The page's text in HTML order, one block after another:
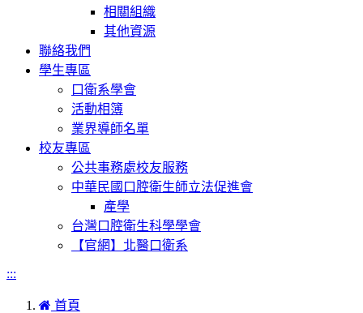
相關組織
其他資源
聯絡我們
學生專區
口衛系學會
活動相簿
業界導師名單
校友專區
公共事務處校友服務
中華民國口腔衛生師立法促進會
產學
台灣口腔衛生科學學會
【官網】北醫口衛系
:::
首頁